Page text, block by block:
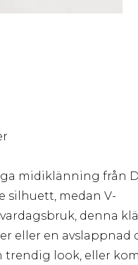
midiklänning från
silhuett, medan V-
denna
eller en avslappnad
trendig look, eller